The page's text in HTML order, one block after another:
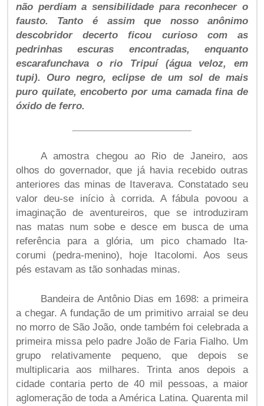
não perdiam a sensibilidade para reconhecer o
fausto. Tanto é assim que nosso anônimo
descobridor decerto ficou curioso com as
pedrinhas escuras encontradas, enquanto
escarafunchava o rio Tripuí (água veloz, em
tupi). Ouro negro, eclipse de um sol de mais
puro quilate, encoberto por uma camada fina de
óxido de ferro.
A amostra chegou ao Rio de Janeiro, aos
olhos do governador, que já havia recebido outras
anteriores das minas de Itaverava. Constatado seu
valor deu-se início à corrida. A fábula povoou a
imaginação de aventureiros, que se introduziram
nas matas num sobe e desce em busca de uma
referência para a glória, um pico chamado Ita-
corumi (pedra-menino), hoje Itacolomi. Aos seus
pés estavam as tão sonhadas minas.
Bandeira de Antônio Dias em 1698: a primeira
a chegar. A fundação de um primitivo arraial se deu
no morro de São João, onde também foi celebrada a
primeira missa pelo padre João de Faria Fialho. Um
grupo relativamente pequeno, que depois se
multiplicaria aos milhares. Trinta anos depois a
cidade contaria perto de 40 mil pessoas, a maior
aglomeração de toda a América Latina. Quarenta mil